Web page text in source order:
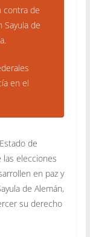
contra de
Sayula de
en el
de
las elecciones
en paz y
de Alemán,
su derecho